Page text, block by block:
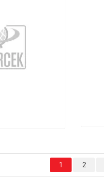
1 2